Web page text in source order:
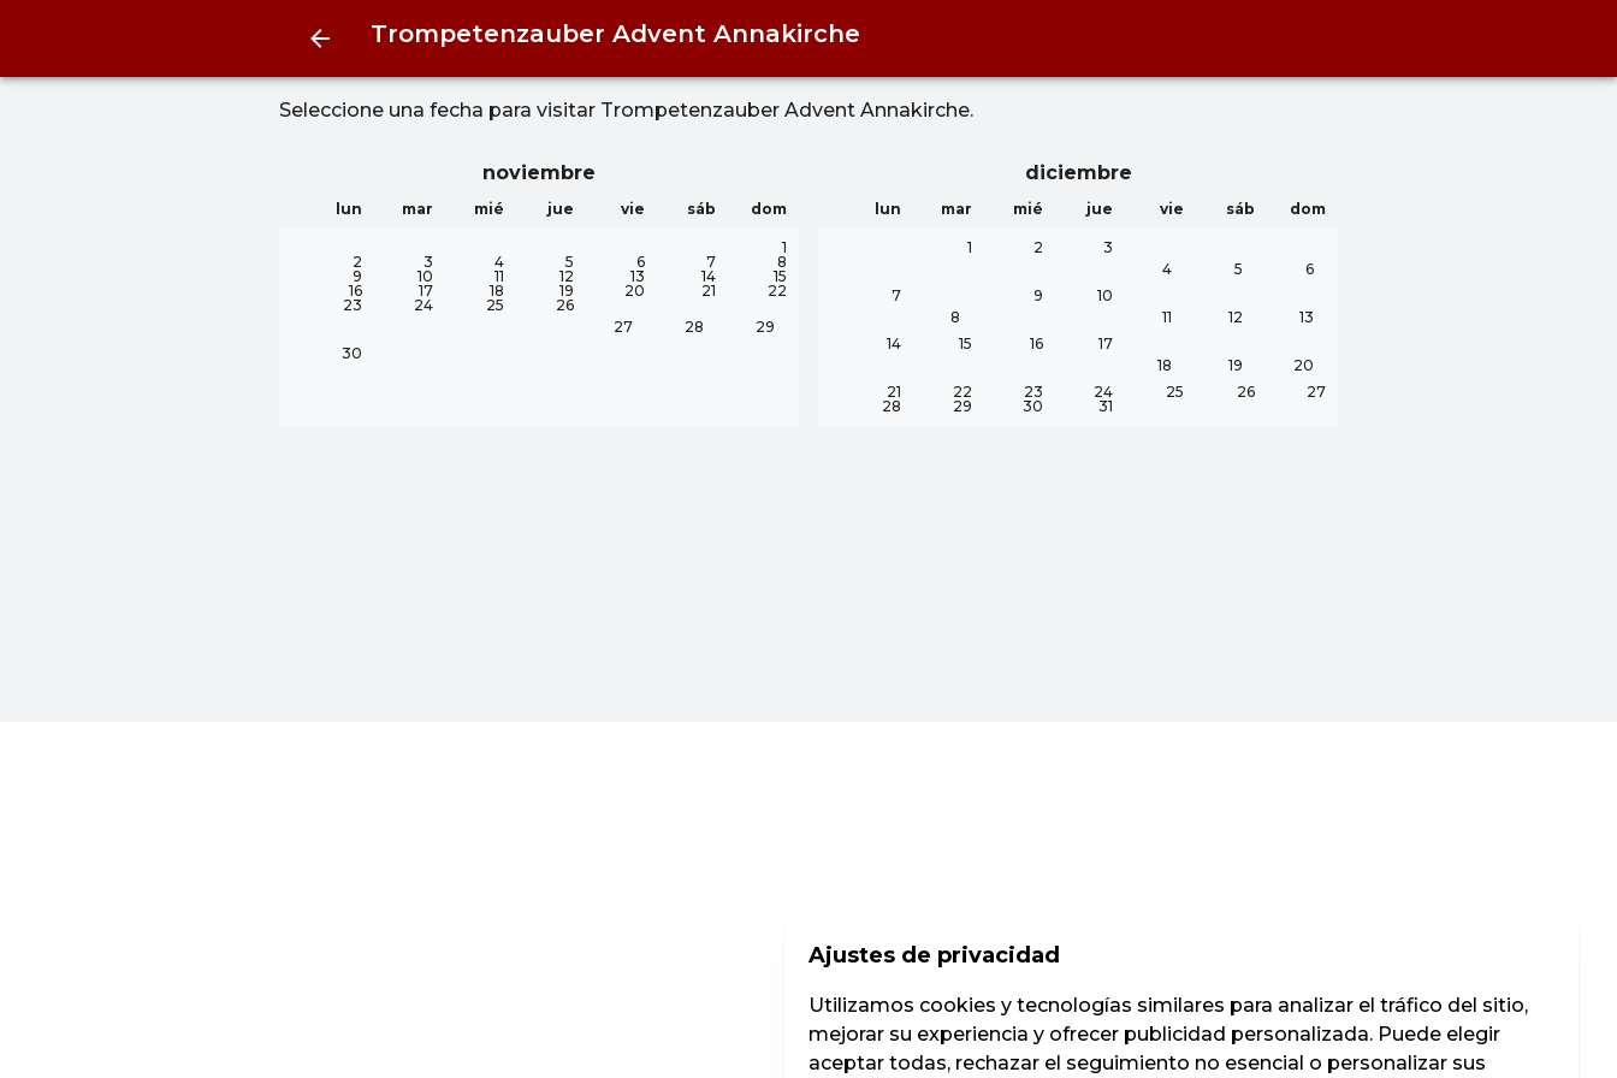
Trompetenzauber Advent Annakirche
Seleccione una fecha para visitar Trompetenzauber Advent Annakirche.
noviembre
lun mar mié jue vie sáb dom
1
2
3 4 5 6 7
8
9
10 11 12 13 14
15
16
17 18 19 20 21
22
23
24 25
26
27
28
29
30
diciembre
lun mar mié jue vie sáb dom
1 2
3
4
5
6
7
8
9
10
11
12
13
14
15 16
17
18
19
20
21
22 23 24 25 26
27
28
29 30 31
Ajustes de privacidad
Utilizamos cookies y tecnologías similares para analizar el tráfico del sitio,
mejorar su experiencia y ofrecer publicidad personalizada. Puede elegir
aceptar todas, rechazar el seguimiento no esencial o personalizar sus